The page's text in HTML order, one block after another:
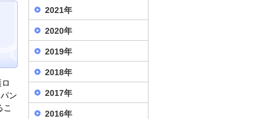
ン
こ
2021年
2020年
2019年
2018年
2017年
2016年